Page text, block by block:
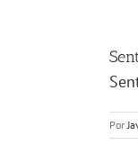
Por